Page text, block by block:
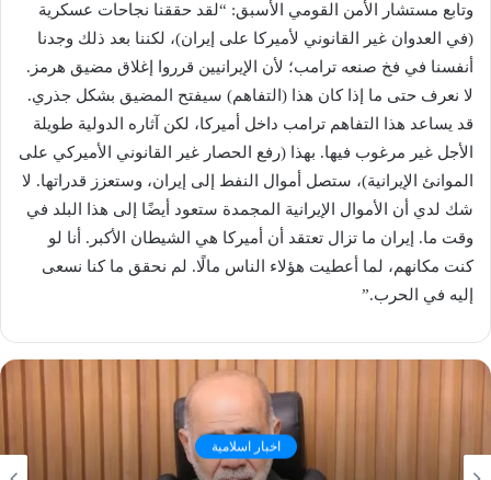
وتابع مستشار الأمن القومي الأسبق: “لقد حققنا نجاحات عسكرية
(في العدوان غير القانوني لأميركا على إيران)، لكننا بعد ذلك وجدنا
أنفسنا في فخ صنعه ترامب؛ لأن الإيرانيين قرروا إغلاق مضيق هرمز.
لا نعرف حتى ما إذا كان هذا (التفاهم) سيفتح المضيق بشكل جذري.
قد يساعد هذا التفاهم ترامب داخل أميركا، لكن آثاره الدولية طويلة
الأجل غير مرغوب فيها. بهذا (رفع الحصار غير القانوني الأميركي على
الموانئ الإيرانية)، ستصل أموال النفط إلى إيران، وستعزز قدراتها. لا
شك لدي أن الأموال الإيرانية المجمدة ستعود أيضًا إلى هذا البلد في
وقت ما. إيران ما تزال تعتقد أن أميركا هي الشيطان الأكبر. أنا لو
كنت مكانهم، لما أعطيت هؤلاء الناس مالًا. لم نحقق ما كنا نسعى
إليه في الحرب.”
اخبار اسلامية